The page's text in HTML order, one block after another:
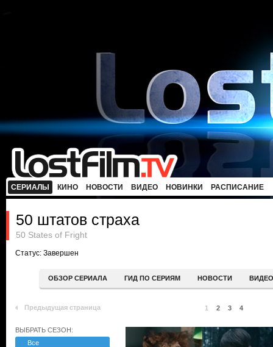
СЕРИАЛЫ КИНО НОВОСТИ ВИДЕО НОВИНКИ РАСПИСАНИЕ
50 штатов страха
50 States of Fright
Статус: Завершен
ОБЗОР СЕРИАЛА ГИД ПО СЕРИЯМ НОВОСТИ ВИДЕО
Предыдущая страница 1 2 3 4
ВЫБРАТЬ СЕЗОН:
Все